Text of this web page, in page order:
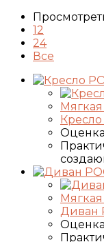
12
24
Все
Оценка
Диван
Оценка